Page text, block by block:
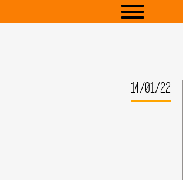
14/01/22